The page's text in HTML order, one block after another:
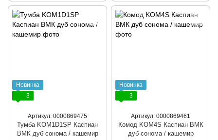
Новинка
3
Артикул: 0000869475
Тумба KOM1D1SP Каспиан
ВМК дуб сонома / кашемир
Новинка
3
Артикул: 0000869461
Комод KOM4S Каспиан ВМК
дуб сонома / кашемир